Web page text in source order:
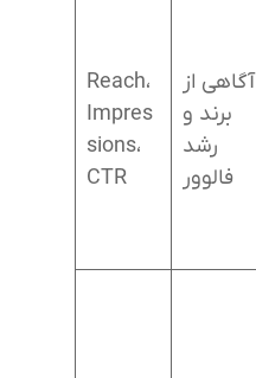
آگاهی از
برند و
رشد
فالوور
Reach،
Impres
sions،
CTR